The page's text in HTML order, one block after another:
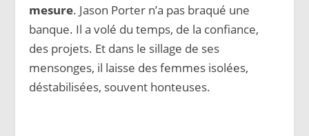
mesure. Jason Porter n’a pas braqué une
banque. Il a volé du temps, de la confiance,
des projets. Et dans le sillage de ses
mensonges, il laisse des femmes isolées,
déstabilisées, souvent honteuses.